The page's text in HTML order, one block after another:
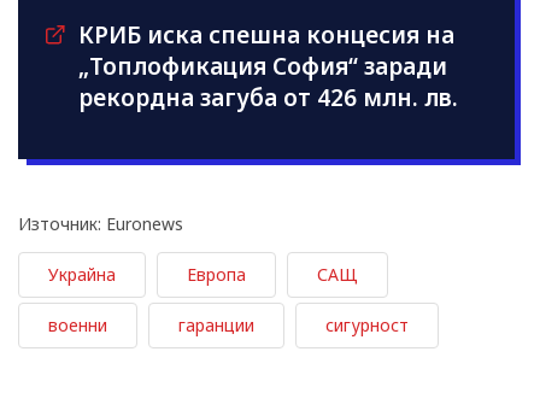
КРИБ иска спешна концесия на
„Топлофикация София“ заради
рекордна загуба от 426 млн. лв.
Източник: Euronews
Украйна Европа САЩ
военни гаранции сигурност